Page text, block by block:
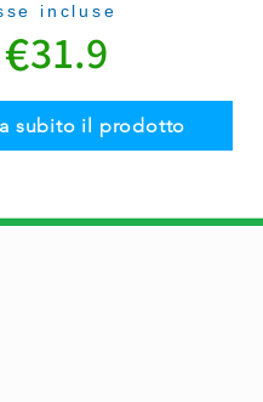
incluse
€31.9
subito il prodotto